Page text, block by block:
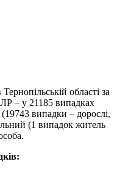
області за
– у 21185 випадках
випадки – дорослі,
(1 випадок житель